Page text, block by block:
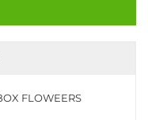
FLOWEERS